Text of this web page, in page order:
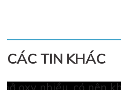
CÁC TIN KHÁC